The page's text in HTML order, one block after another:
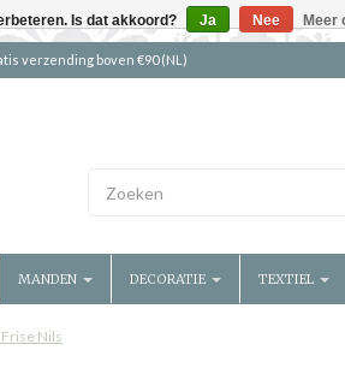
verzending boven €90 (NL)
MANDEN DECORATIE TEXTIEL
Nils
Is dat akkoord? Ja Nee Meer